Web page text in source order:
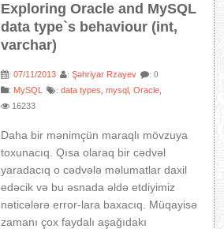
Exploring Oracle and MySQL
data type`s behaviour (int,
varchar)
:07/11/2013 :Şəhriyar Rzayev : 0
: MySQL :data types ,mysql ,Oracle
16233
Daha bir mənimçün maraqlı mövzuya
toxunacıq. Qısa olaraq bir cədvəl
yaradacıq o cədvələ məlumatlar daxil
edəcik və bu əsnada əldə etdiyimiz
nəticələrə error-lara baxacıq. Müqayisə
zamanı çox faydalı aşağıdakı